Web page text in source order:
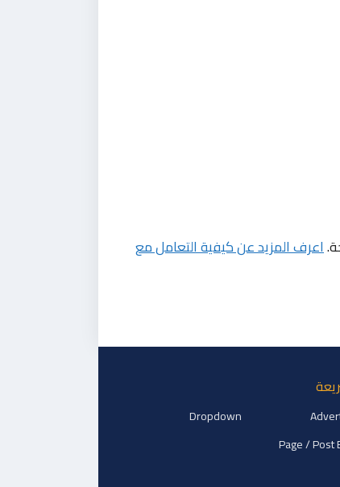
اعرف المزيد عن كيفية التعامل مع
Dropdown
Page / Post